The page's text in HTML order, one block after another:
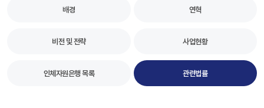
배경 연혁
비전 및 전략 사업현황
인체자원은행 목록 관련법률